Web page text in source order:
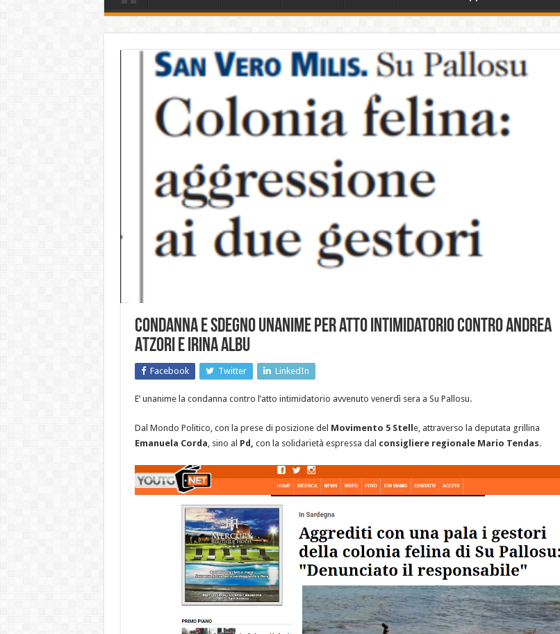
Condanna e sdegno unanime per atto intimidatorio contro Andrea
Atzori e Irina Albu
Facebook Twitter LinkedIn
E’ unanime la condanna contro l’atto intimidatorio avvenuto venerdì sera a Su Pallosu.
Dal Mondo Politico, con la prese di posizione del Movimento 5 Stell e, attraverso la deputata grillina
Emanuela Corda, sino al Pd, con la solidarietà espressa dal consigliere regionale Mario Tendas.